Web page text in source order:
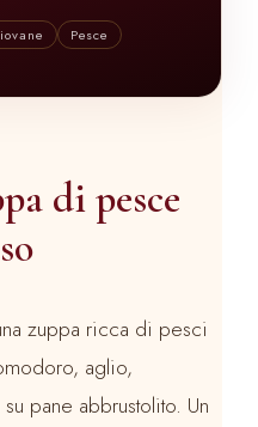
Pesce
di pesce
zuppa ricca di pesci
aglio,
pane abbrustolito. Un